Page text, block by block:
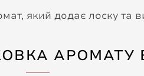
який додає лоску та
АРОМАТУ